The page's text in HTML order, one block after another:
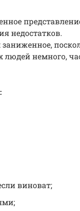
недостатков.
людей немного,
виноват;